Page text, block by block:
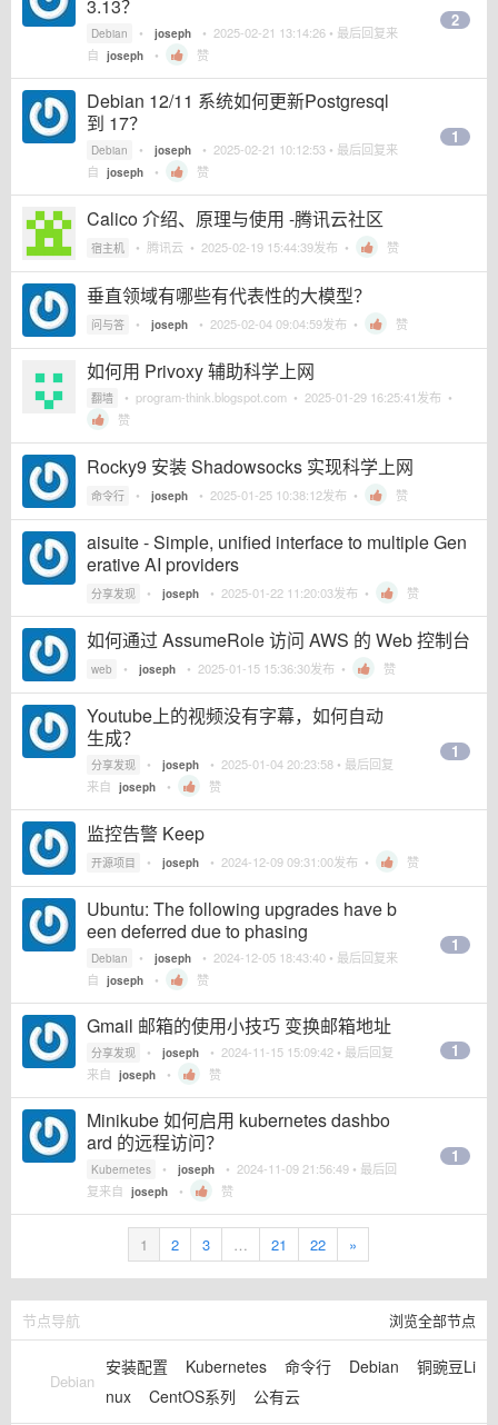
3.13？
Debian • joseph • 2025-02-21 13:14:26 • 最后回复来
自 joseph • 赞
2
Debian 12/11 系统如何更新Postgresql
到 17？
Debian • joseph • 2025-02-21 10:12:53 • 最后回复来
自 joseph • 赞
1
Calico 介绍、原理与使用 -腾讯云社区
宿主机 • 腾讯云 • 2025-02-19 15:44:39发布 • 赞
垂直领域有哪些有代表性的大模型？
问与答 • joseph • 2025-02-04 09:04:59发布 • 赞
如何用 Privoxy 辅助科学上网
翻墙 • program-think.blogspot.com • 2025-01-29 16:25:41发布 •
赞
Rocky9 安装 Shadowsocks 实现科学上网
命令行 • joseph • 2025-01-25 10:38:12发布 • 赞
aisuite - Simple, unified interface to multiple Gen
erative AI providers
分享发现 • joseph • 2025-01-22 11:20:03发布 • 赞
如何通过 AssumeRole 访问 AWS 的 Web 控制台
web • joseph • 2025-01-15 15:36:30发布 • 赞
Youtube上的视频没有字幕，如何自动
生成？
分享发现 • joseph • 2025-01-04 20:23:58 • 最后回复
来自 joseph • 赞
1
监控告警 Keep
开源项目 • joseph • 2024-12-09 09:31:00发布 • 赞
Ubuntu: The following upgrades have b
een deferred due to phasing
Debian • joseph • 2024-12-05 18:43:40 • 最后回复来
自 joseph • 赞
1
Gmail 邮箱的使用小技巧 变换邮箱地址
分享发现 • joseph • 2024-11-15 15:09:42 • 最后回复
来自 joseph • 赞
1
Minikube 如何启用 kubernetes dashbo
ard 的远程访问？
Kubernetes • joseph • 2024-11-09 21:56:49 • 最后回
复来自 joseph • 赞
1
1 2 3 … 21 22 »
浏览全部节点
节点导航
Debian
安装配置 Kubernetes 命令行 Debian
铜豌豆Li
nux
CentOS系列 公有云